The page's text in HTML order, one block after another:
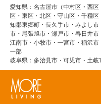
愛知県：名古屋市（中村区・西
区・東区・北区・守山区・千種
知郡東郷町・長久手市・みよし
市・尾張旭市・瀬戸市・春日井
江南市・小牧市・一宮市・稲沢
一部
岐阜県：多治見市・可児市・土岐